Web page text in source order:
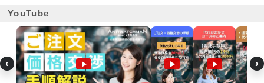
YouTube
‹ ›